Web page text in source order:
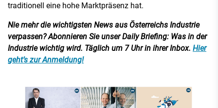
traditionell eine hohe Marktpräsenz hat.
Nie mehr die wichtigsten News aus Österreichs Industrie
verpassen? Abonnieren Sie unser Daily Briefing: Was in der
Industrie wichtig wird. Täglich um 7 Uhr in ihrer Inbox. Hier
geht’s zur Anmeldung!